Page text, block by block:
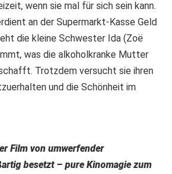
wenn sie mal für sich sein kann.
an der Supermarkt-Kasse Geld
die kleine Schwester Ida (Zoë
was die alkoholkranke Mutter
Trotzdem versucht sie ihren
und die Schönheit im
Film von umwerfender
besetzt – pure Kinomagie zum